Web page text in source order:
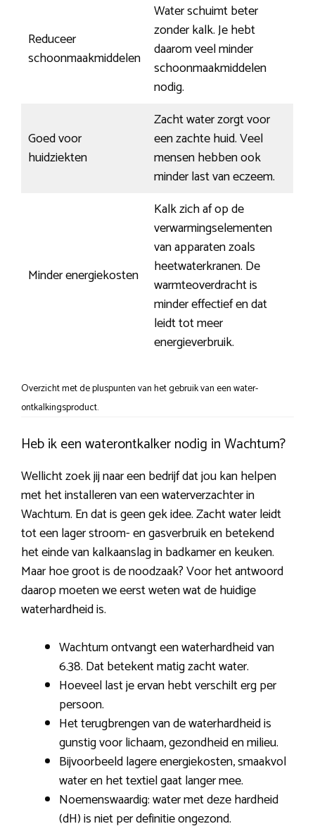
Reduceer
schoonmaakmiddelen
Water schuimt beter
zonder kalk. Je hebt
daarom veel minder
schoonmaakmiddelen
nodig.
Goed voor
huidziekten
Zacht water zorgt voor
een zachte huid. Veel
mensen hebben ook
minder last van eczeem.
Minder energiekosten
Kalk zich af op de
verwarmingselementen
van apparaten zoals
heetwaterkranen. De
warmteoverdracht is
minder effectief en dat
leidt tot meer
energieverbruik.
Overzicht met de pluspunten van het gebruik van een water-
ontkalkingsproduct.
Heb ik een waterontkalker nodig in Wachtum?
Wellicht zoek jij naar een bedrijf dat jou kan helpen
met het installeren van een waterverzachter in
Wachtum. En dat is geen gek idee. Zacht water leidt
tot een lager stroom- en gasverbruik en betekend
het einde van kalkaanslag in badkamer en keuken.
Maar hoe groot is de noodzaak? Voor het antwoord
daarop moeten we eerst weten wat de huidige
waterhardheid is.
Wachtum ontvangt een waterhardheid van
6.38. Dat betekent matig zacht water.
Hoeveel last je ervan hebt verschilt erg per
persoon.
Het terugbrengen van de waterhardheid is
gunstig voor lichaam, gezondheid en milieu.
Bijvoorbeeld lagere energiekosten, smaakvol
water en het textiel gaat langer mee.
Noemenswaardig: water met deze hardheid
(dH) is niet per definitie ongezond.